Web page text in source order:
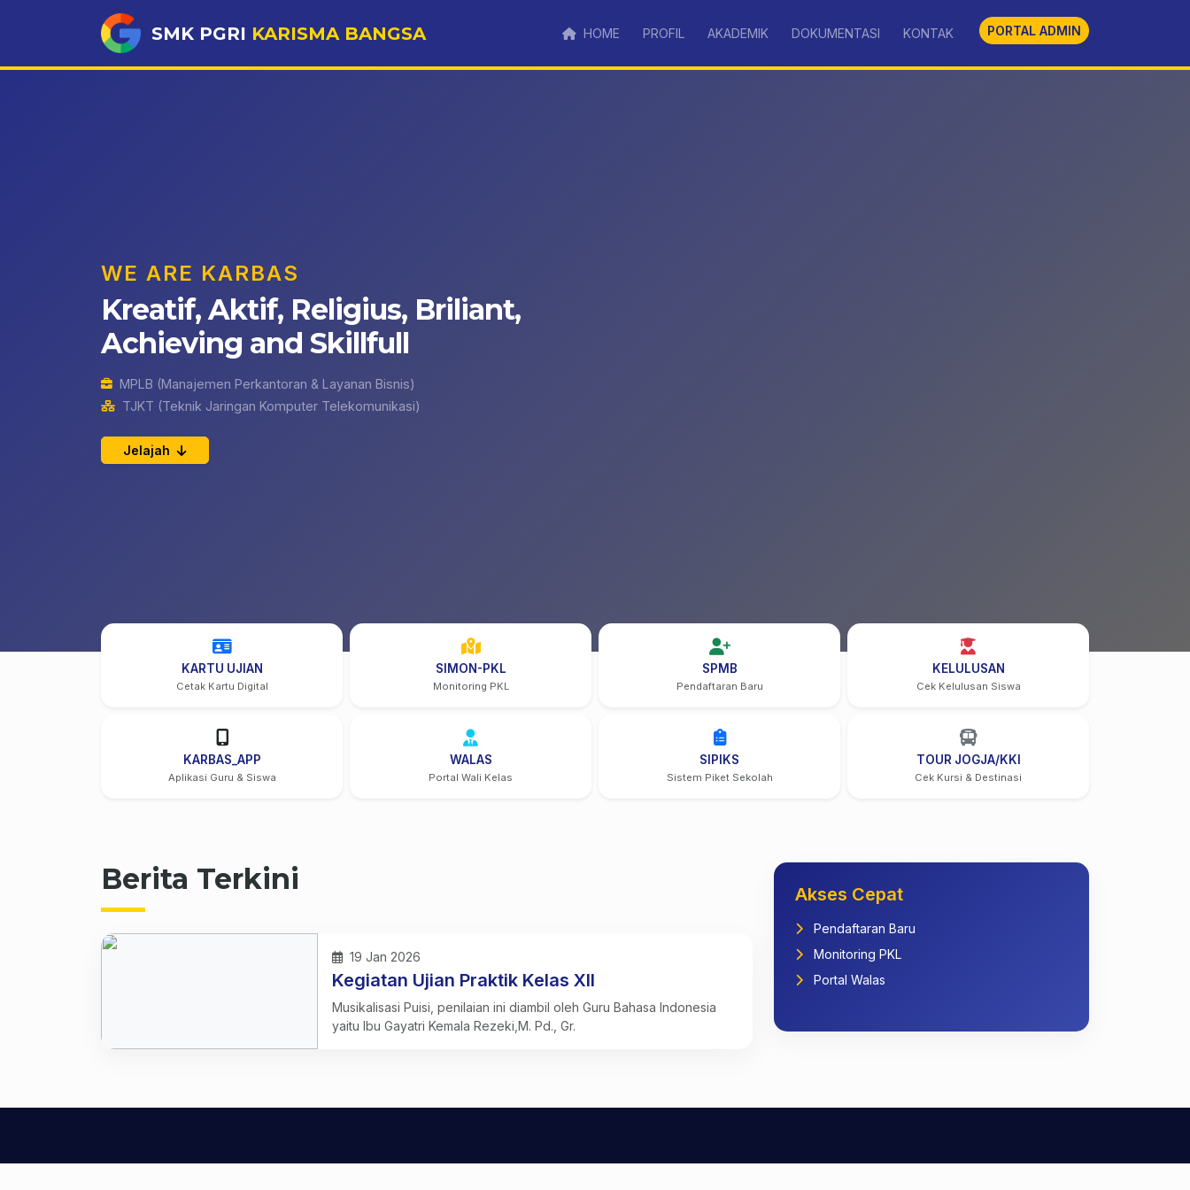
SMK PGRI KARISMA BANGSA HOME PROFIL AKADEMIK DOKUMENTASI KONTAK PORTAL ADMIN
WE ARE KARBAS
Kreatif, Aktif, Religius, Briliant,
Achieving and Skillfull
MPLB (Manajemen Perkantoran & Layanan Bisnis)
TJKT (Teknik Jaringan Komputer Telekomunikasi)
Jelajah
KARTU UJIAN
Cetak Kartu Digital
SIMON-PKL
Monitoring PKL
SPMB
Pendaftaran Baru
KELULUSAN
Cek Kelulusan Siswa
KARBAS_APP
Aplikasi Guru & Siswa
WALAS
Portal Wali Kelas
SIPIKS
Sistem Piket Sekolah
TOUR JOGJA/KKI
Cek Kursi & Destinasi
Berita Terkini
19 Jan 2026
Kegiatan Ujian Praktik Kelas XII
Musikalisasi Puisi, penilaian ini diambil oleh Guru Bahasa Indonesia
yaitu Ibu Gayatri Kemala Rezeki,M. Pd., Gr.
Akses Cepat
Pendaftaran Baru
Monitoring PKL
Portal Walas